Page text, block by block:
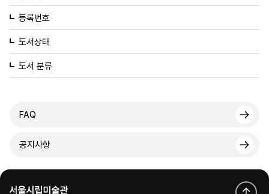
등록번호
도서상태
도서 분류
FAQ
공지사항